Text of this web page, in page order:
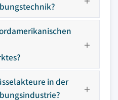
in der